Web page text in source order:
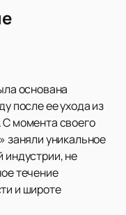
основана
после ее ухода из
момента своего
заняли уникальное
индустрии, не
течение
и широте